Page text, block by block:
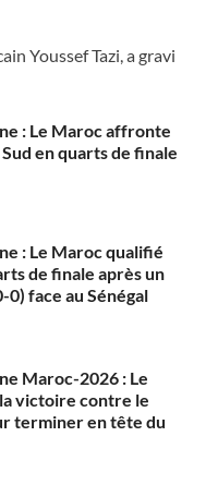
Youssef Tazi, a gravi
: Le Maroc affronte
en quarts de finale
: Le Maroc qualifié
de finale après un
0) face au Sénégal
Maroc-2026 : Le
victoire contre le
terminer en tête du